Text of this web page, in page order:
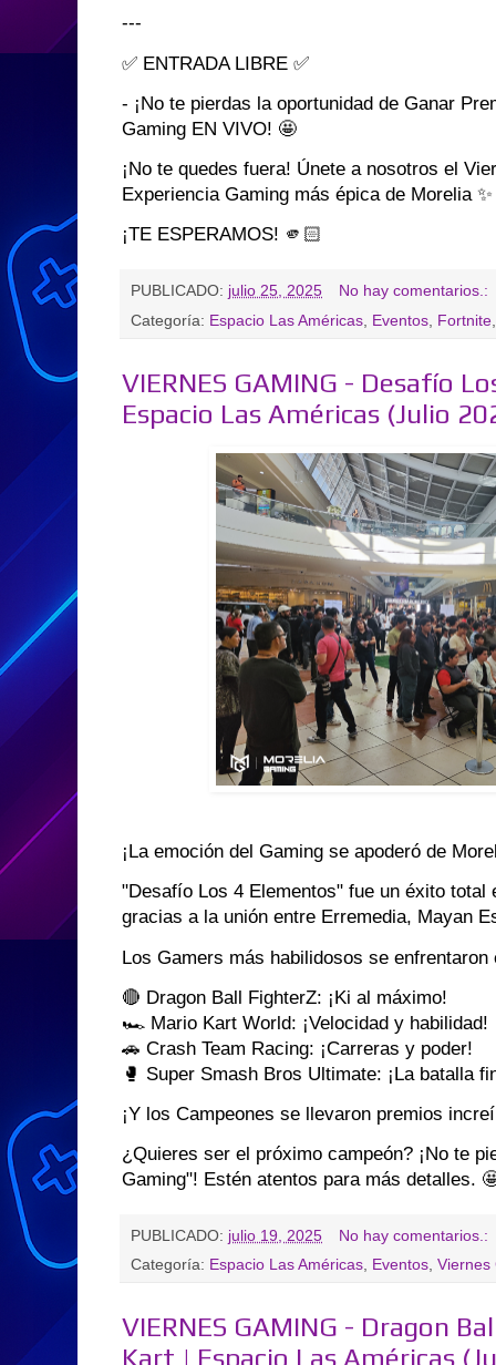
---
✅ ENTRADA LIBRE ✅
- ¡No te pierdas la oportunidad de Ganar
Gaming EN VIVO! 🤩
¡No te quedes fuera! Únete a nosotros el
Experiencia Gaming más épica de Morelia ✨
¡TE ESPERAMOS! 🫵🏻
PUBLICADO: julio 25, 2025
No hay comentarios.:
Categoría: Espacio Las Américas Eventos Fortnite
VIERNES GAMING - Desafío
Espacio Las Américas (Julio
¡La emoción del Gaming se apoderó de
"Desafío Los 4 Elementos" fue un éxito total
gracias a la unión entre Erremedia, Mayan
Los Gamers más habilidosos se enfrentaron
🔴 Dragon Ball FighterZ: ¡Ki al máximo!
🏎️ Mario Kart World: ¡Velocidad y habilidad!
🚗 Crash Team Racing: ¡Carreras y poder!
🥊 Super Smash Bros Ultimate: ¡La batalla
¡Y los Campeones se llevaron premios
¿Quieres ser el próximo campeón? ¡No te
Gaming"! Estén atentos para más detalles.
PUBLICADO: julio 19, 2025
No hay comentarios.:
Categoría: Espacio Las Américas, Eventos, Viernes
VIERNES GAMING - Dragon
Kart | Espacio Las Américas